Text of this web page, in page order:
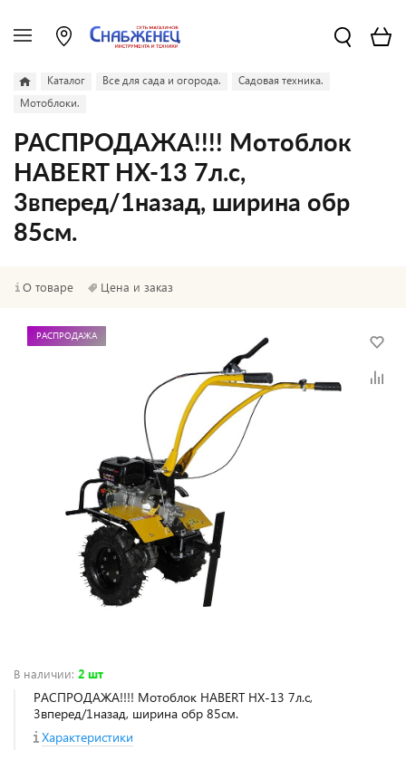
Каталог Все для сада и огорода.
Садовая техника.
Мотоблоки.
РАСПРОДАЖА!!!! Мотоблок
HABERT HX-13 7л.с,
3вперед/1назад, ширина обр
85см.
О товаре Цена и заказ
РАСПРОДАЖА
В наличии: 2 шт
РАСПРОДАЖА!!!! Мотоблок HABERT HX-13 7л.с,
3вперед/1назад, ширина обр 85см.
Характеристики